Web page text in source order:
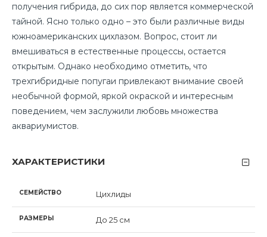
получения гибрида, до сих пор является коммерческой
тайной. Ясно только одно – это были различные виды
южноамериканских цихлазом. Вопрос, стоит ли
вмешиваться в естественные процессы, остается
открытым. Однако необходимо отметить, что
трехгибридные попугаи привлекают внимание своей
необычной формой, яркой окраской и интересным
поведением, чем заслужили любовь множества
аквариумистов.
ХАРАКТЕРИСТИКИ
СЕМЕЙСТВО Цихлиды
РАЗМЕРЫ До 25 см